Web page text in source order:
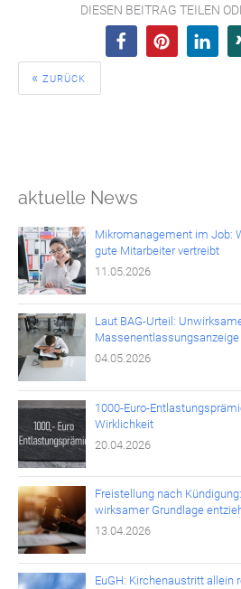
aktuelle News
Mikromanagement im Job:
gute Mitarbeiter vertreibt
11.05.2026
Laut BAG-Urteil:
04.05.2026
1000-Euro-
Wirklichkeit
20.04.2026
Freistellung nach
wirksamer Grundlage
13.04.2026
EuGH: Kirchenaustritt allein
DIESEN BEITRAG TEILEN
ZURÜCK